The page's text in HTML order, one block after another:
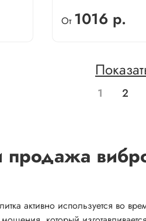
От 1016 р.
1 2
продажа
активно используется во